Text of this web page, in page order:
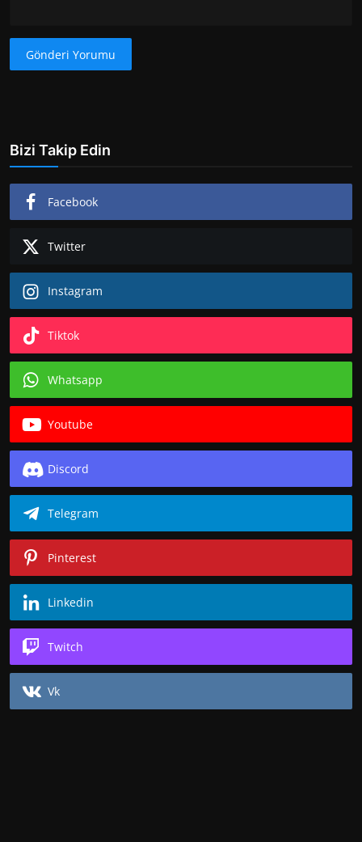
Gönderi Yorumu
Bizi Takip Edin
Facebook
Twitter
Instagram
Tiktok
Whatsapp
Youtube
Discord
Telegram
Pinterest
Linkedin
Twitch
Vk